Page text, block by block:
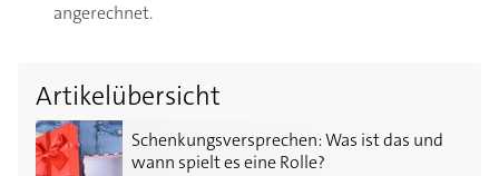
angerechnet.
Artikelübersicht
Schenkungsversprechen: Was ist das und
wann spielt es eine Rolle?
Schenkungsversprechen: Was ist das und wann spielt